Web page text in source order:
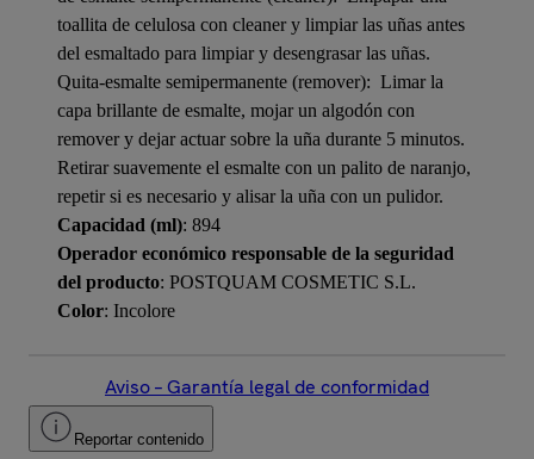
toallita de celulosa con cleaner y limpiar las uñas antes
del esmaltado para limpiar y desengrasar las uñas.
Quita-esmalte semipermanente (remover):  Limar la
capa brillante de esmalte, mojar un algodón con
remover y dejar actuar sobre la uña durante 5 minutos. 
Retirar suavemente el esmalte con un palito de naranjo,
repetir si es necesario y alisar la uña con un pulidor.
Capacidad (ml): 894
Operador económico responsable de la seguridad
del producto: POSTQUAM COSMETIC S.L.
Color: Incolore
Aviso – Garantía legal de conformidad
Reportar contenido